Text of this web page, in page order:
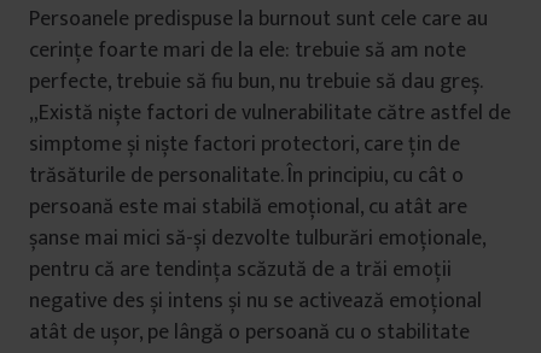
Persoanele predispuse la burnout sunt cele care au
cerințe foarte mari de la ele: trebuie să am note
perfecte, trebuie să fiu bun, nu trebuie să dau greș.
„Există niște factori de vulnerabilitate către astfel de
simptome și niște factori protectori, care țin de
trăsăturile de personalitate. În principiu, cu cât o
persoană este mai stabilă emoțional, cu atât are
șanse mai mici să-și dezvolte tulburări emoționale,
pentru că are tendința scăzută de a trăi emoții
negative des și intens și nu se activează emoțional
atât de ușor, pe lângă o persoană cu o stabilitate